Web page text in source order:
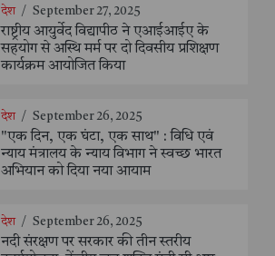
देश / September 27, 2025
राष्ट्रीय आयुर्वेद विद्यापीठ ने एआईआईए के
सहयोग से अस्थि मर्म पर दो दिवसीय प्रशिक्षण
कार्यक्रम आयोजित किया
देश / September 26, 2025
"एक दिन, एक घंटा, एक साथ" : विधि एवं
न्याय मंत्रालय के न्याय विभाग ने स्वच्छ भारत
अभियान को दिया नया आयाम
देश / September 26, 2025
नदी संरक्षण पर सरकार की तीन स्तरीय